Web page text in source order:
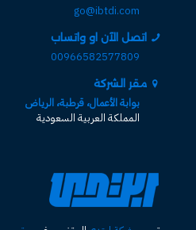
go@ibtdi.com
اتصل الآن او واتساب
00966582577809
مقر الشركة
بوابة الأعمال، قرطبة، الرياض
المملكة العربية السعودية